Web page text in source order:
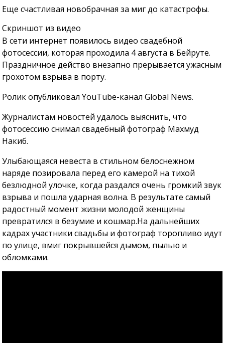
Еще счастливая новобрачная за миг до катастрофы.
Скриншот из видео
В сети интернет появилось видео свадебной
фотосессии, которая проходила 4 августа в Бейруте.
Праздничное действо внезапно прерывается ужасным
грохотом взрыва в порту.
Ролик опубликовал YouTube-канал Global News.
Журналистам новостей удалось выяснить, что
фотосессию снимал свадебный фотограф Махмуд
Накиб.
Улыбающаяся невеста в стильном белоснежном
наряде позировала перед его камерой на тихой
безлюдной улочке, когда раздался очень громкий звук
взрыва и пошла ударная волна. В результате самый
радостный момент жизни молодой женщины
превратился в безумие и кошмар.На дальнейших
кадрах участники свадьбы и фотограф торопливо идут
по улице, вмиг покрывшейся дымом, пылью и
обломками.